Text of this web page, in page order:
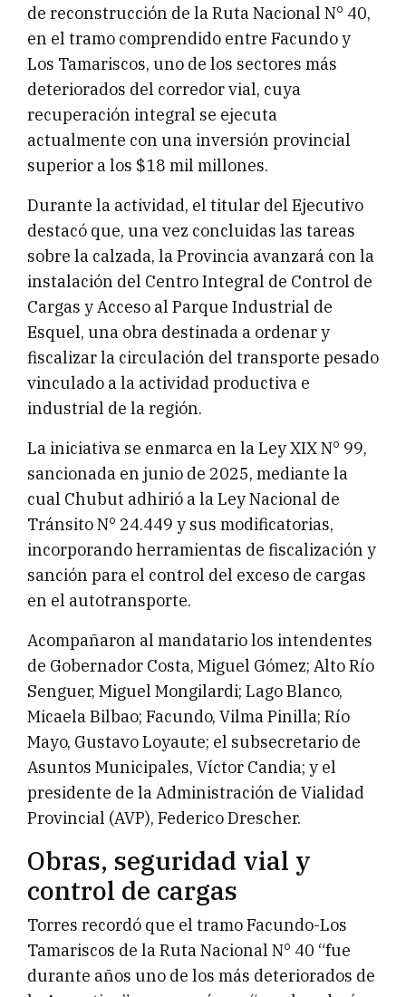
de reconstrucción de la Ruta Nacional N° 40,
en el tramo comprendido entre Facundo y
Los Tamariscos, uno de los sectores más
deteriorados del corredor vial, cuya
recuperación integral se ejecuta
actualmente con una inversión provincial
superior a los $18 mil millones.
Durante la actividad, el titular del Ejecutivo
destacó que, una vez concluidas las tareas
sobre la calzada, la Provincia avanzará con la
instalación del Centro Integral de Control de
Cargas y Acceso al Parque Industrial de
Esquel, una obra destinada a ordenar y
fiscalizar la circulación del transporte pesado
vinculado a la actividad productiva e
industrial de la región.
La iniciativa se enmarca en la Ley XIX N° 99,
sancionada en junio de 2025, mediante la
cual Chubut adhirió a la Ley Nacional de
Tránsito N° 24.449 y sus modificatorias,
incorporando herramientas de fiscalización y
sanción para el control del exceso de cargas
en el autotransporte.
Acompañaron al mandatario los intendentes
de Gobernador Costa, Miguel Gómez; Alto Río
Senguer, Miguel Mongilardi; Lago Blanco,
Micaela Bilbao; Facundo, Vilma Pinilla; Río
Mayo, Gustavo Loyaute; el subsecretario de
Asuntos Municipales, Víctor Candia; y el
presidente de la Administración de Vialidad
Provincial (AVP), Federico Drescher.
Obras, seguridad vial y
control de cargas
Torres recordó que el tramo Facundo-Los
Tamariscos de la Ruta Nacional N° 40 “fue
durante años uno de los más deteriorados de